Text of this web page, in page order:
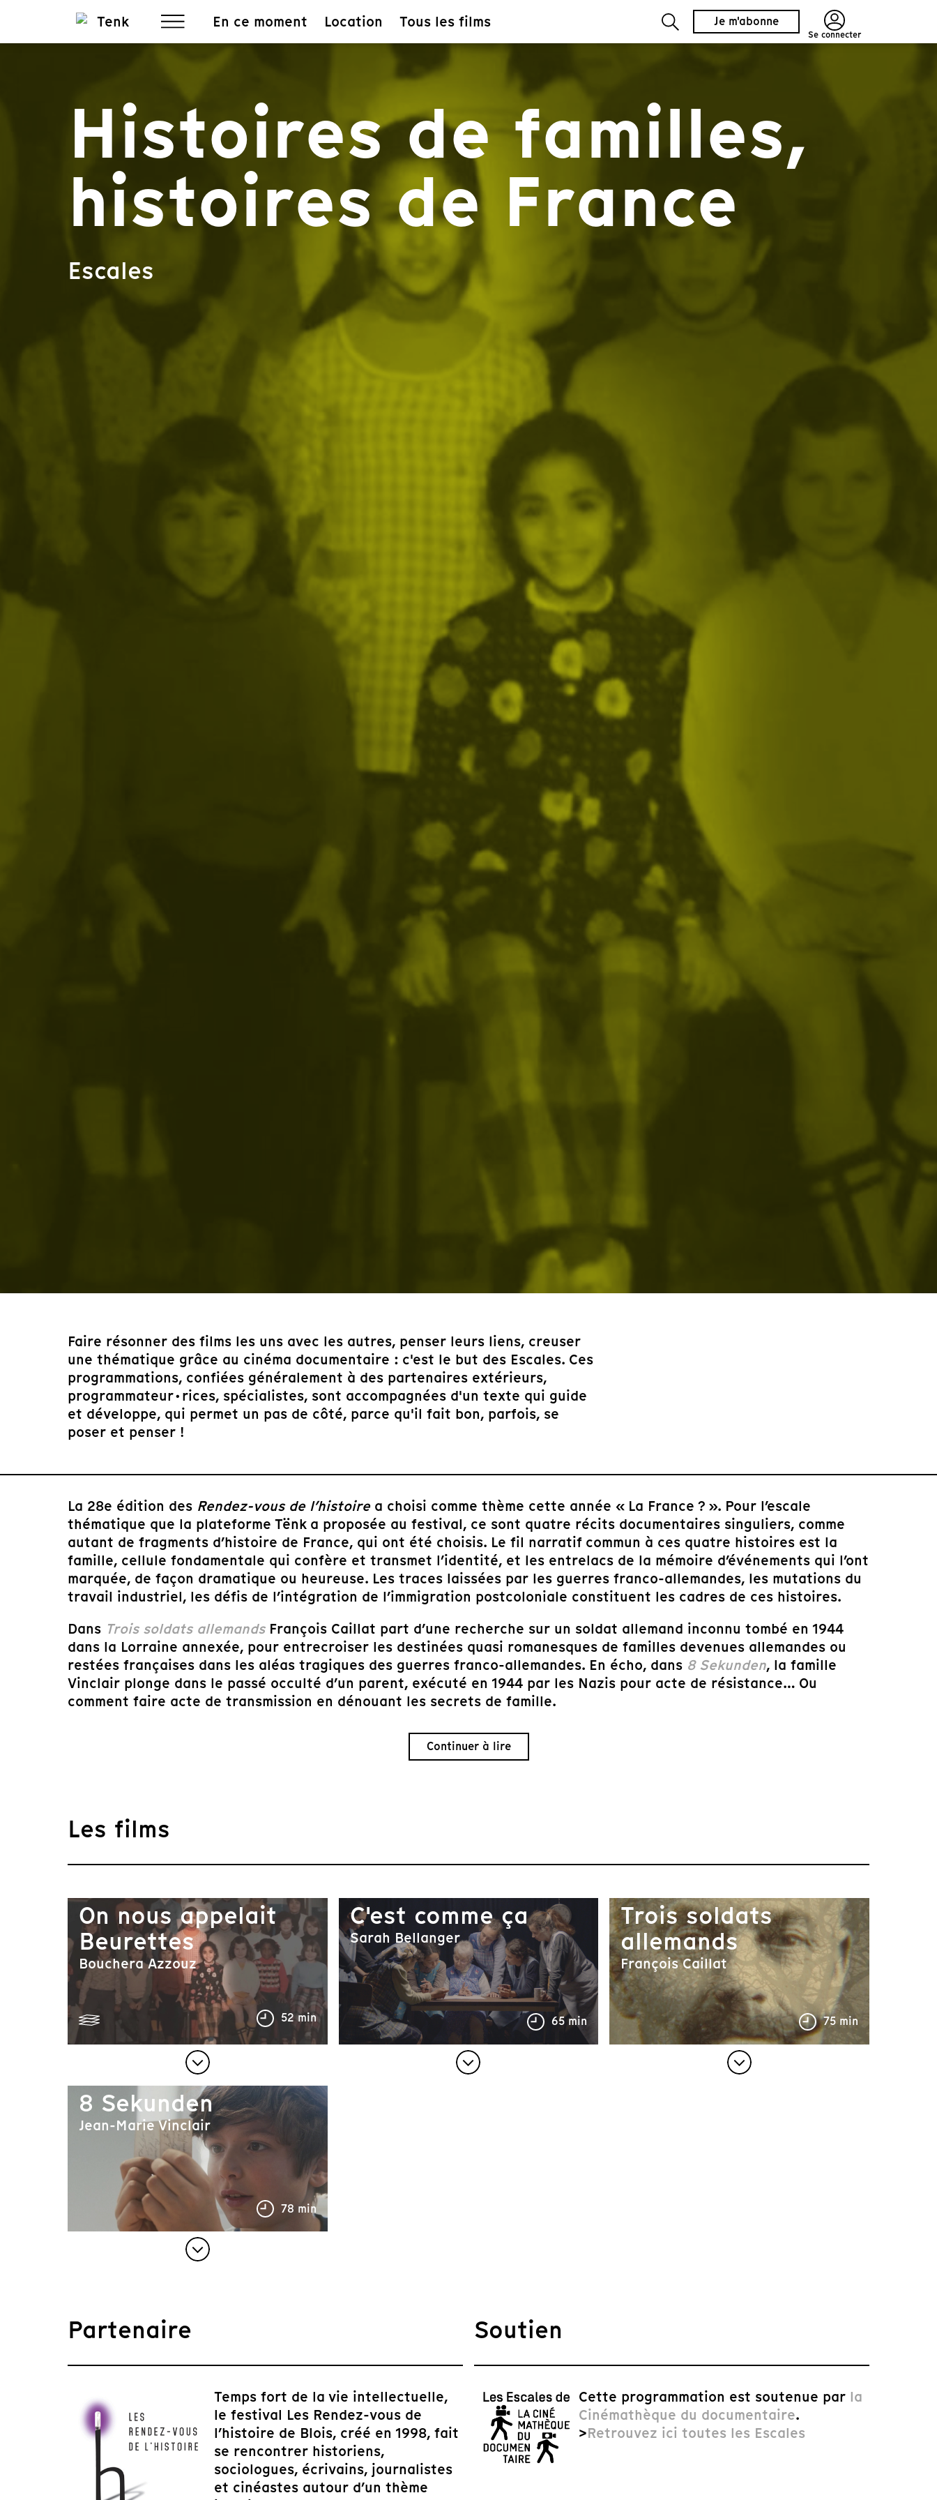
En ce moment Location Tous les films Je m'abonne
Se connecter
Histoires de familles,
histoires de France
Escales
Faire résonner des films les uns avec les autres, penser leurs liens, creuser
une thématique grâce au cinéma documentaire : c'est le but des Escales. Ces
programmations, confiées généralement à des partenaires extérieurs,
programmateur·rices, spécialistes, sont accompagnées d'un texte qui guide
et développe, qui permet un pas de côté, parce qu'il fait bon, parfois, se
poser et penser !
La 28e édition des Rendez-vous de l’histoirea choisi comme thème cette année « La France ? ». Pour l’escale
thématique que la plateforme Tënk a proposée au festival, ce sont quatre récits documentaires singuliers, comme
autant de fragments d’histoire de France, qui ont été choisis. Le fil narratif commun à ces quatre histoires est la
famille, cellule fondamentale qui confère et transmet l’identité, et les entrelacs de la mémoire d’événements qui l’ont
marquée, de façon dramatique ou heureuse. Les traces laissées par les guerres franco-allemandes, les mutations du
travail industriel, les défis de l’intégration de l’immigration postcoloniale constituent les cadres de ces histoires.
Dans Trois soldats allemandsFrançois Caillat part d’une recherche sur un soldat allemand inconnu tombé en 1944
dans la Lorraine annexée, pour entrecroiser les destinées quasi romanesques de familles devenues allemandes ou
restées françaises dans les aléas tragiques des guerres franco-allemandes. En écho, dans 8 Sekunden, la famille
Vinclair plonge dans le passé occulté d’un parent, exécuté en 1944 par les Nazis pour acte de résistance… Ou
comment faire acte de transmission en dénouant les secrets de famille.
Continuer à lire
Les films
On nous appelait
Beurettes
Bouchera Azzouz
52 min
C'est comme ça
Sarah Bellanger
65 min
Trois soldats
allemands
François Caillat
75 min
8 Sekunden
Jean-Marie Vinclair
78 min
Partenaire
Temps fort de la vie intellectuelle,
le festival Les Rendez-vous de
l’histoire de Blois, créé en 1998, fait
se rencontrer historiens,
sociologues, écrivains, journalistes
et cinéastes autour d’un thème
Soutien
Cette programmation est soutenue par la
Cinémathèque du documentaire.
>Retrouvez ici toutes les Escales